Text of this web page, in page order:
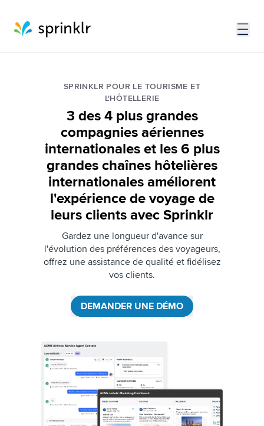
SPRINKLR POUR LE TOURISME ET
L'HÔTELLERIE
3 des 4 plus grandes
compagnies aériennes
internationales et les 6 plus
grandes chaînes hôtelières
internationales améliorent
l'expérience de voyage de
leurs clients avec Sprinklr
Gardez une longueur d'avance sur
l'évolution des préférences des voyageurs,
offrez une assistance de qualité et fidélisez
vos clients.
DEMANDER UNE DÉMO